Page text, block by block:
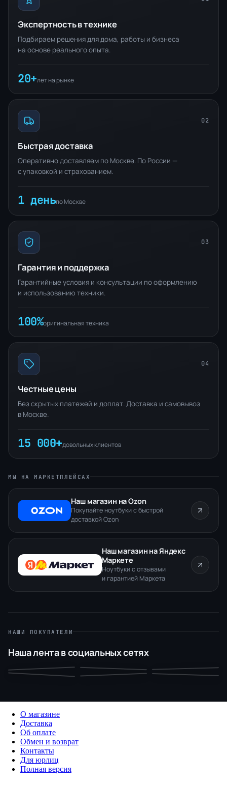
Экспертность в технике
Подбираем решения для дома, работы и бизнеса
на основе реального опыта.
20+лет на рынке
02
Быстрая доставка
Оперативно доставляем по Москве. По России —
с упаковкой и страхованием.
1 деньпо Москве
03
Гарантия и поддержка
Гарантийные условия и консультации по оформлению
и использованию техники.
100%оригинальная техника
04
Честные цены
Без скрытых платежей и доплат. Доставка и самовывоз
в Москве.
15 000+довольных клиентов
МЫ НА МАРКЕТПЛЕЙСАХ
Наш магазин на Ozon
Покупайте ноутбуки с быстрой
доставкой Ozon
Наш магазин на Яндекс
Маркете
Ноутбуки с отзывами
и гарантией Маркета
НАШИ ПОКУПАТЕЛИ
Наша лента в социальных сетях
О магазине
Доставка
Об оплате
Обмен и возврат
Контакты
Для юрлиц
Полная версия